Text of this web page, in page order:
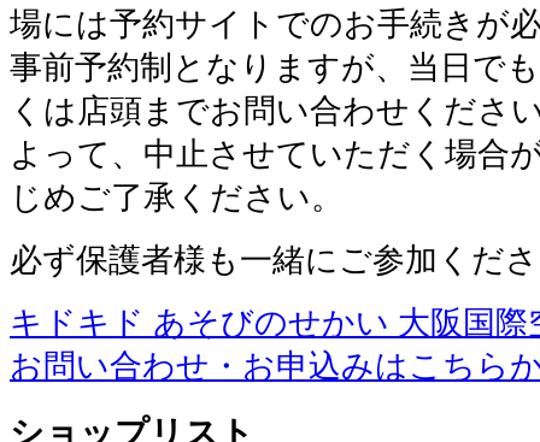
場には予約サイトでのお手続きが
事前予約制となりますが、当日で
くは店頭までお問い合わせくださ
よって、中止させていただく場合
じめご了承ください。
必ず保護者様も一緒にご参加くだ
キドキド あそびのせかい 大阪国際
お問い合わせ・お申込みはこちら
ショップリスト